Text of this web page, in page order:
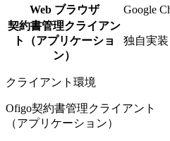
Web ブラウザ
Google
契約書管理クライアン
ト（アプリケーショ
ン）
独自実装
クライアント環境
Ofigo契約書管理クライアント
（アプリケーション）